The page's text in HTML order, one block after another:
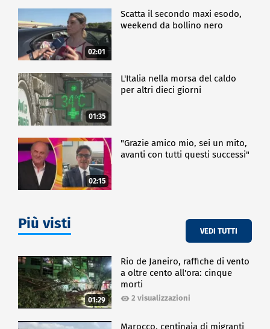
02:01
Scatta il secondo maxi esodo,
weekend da bollino nero
01:35
L'Italia nella morsa del caldo
per altri dieci giorni
02:15
"Grazie amico mio, sei un mito,
avanti con tutti questi successi"
Più visti VEDI TUTTI
01:29
Rio de Janeiro, raffiche di vento
a oltre cento all'ora: cinque
morti
2 visualizzazioni
Marocco, centinaia di migranti